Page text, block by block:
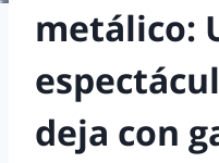
metálico:
deja con